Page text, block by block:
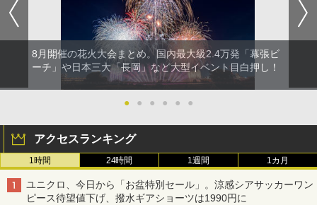
8月開催の花火大会まとめ。国内最大級2.4万発「幕張ビ
ーチ」や日本三大「長岡」など大型イベント目白押し！
● ● ● ● ● ●
アクセスランキング
1時間 24時間 1週間 1カ月
ユニクロ、今日から「お盆特別セール」。涼感シアサッカーワン
ピース待望値下げ、撥水ギアショーツは1990円に